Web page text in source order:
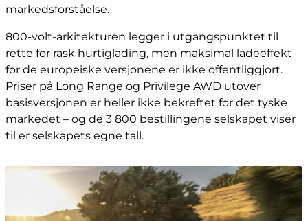
markedsforståelse.
800-volt-arkitekturen legger i utgangspunktet til
rette for rask hurtiglading, men maksimal ladeeffekt
for de europeiske versjonene er ikke offentliggjort.
Priser på Long Range og Privilege AWD utover
basisversjonen er heller ikke bekreftet for det tyske
markedet – og de 3 800 bestillingene selskapet viser
til er selskapets egne tall.